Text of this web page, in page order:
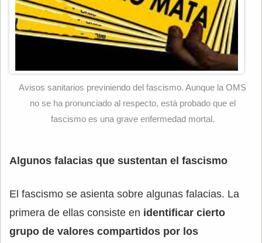
Avisos sanitarios previniendo del fascismo. Aunque la OMS
no se ha pronunciado al respecto, está probado que el
fascismo es una grave enfermedad mortal.
Algunos falacias que sustentan el fascismo
El fascismo se asienta sobre algunas falacias. La
primera de ellas consiste en identificar cierto
grupo de valores compartidos por los